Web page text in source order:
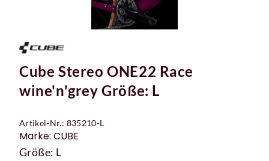
Cube Stereo ONE22 Race
wine'n'grey Größe: L
Artikel-Nr.: 835210-L
Marke: CUBE
Größe: L